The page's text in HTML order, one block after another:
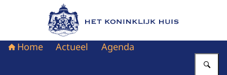
Naar de homepage van Het Koninklijk Huis
Home Actueel Agenda